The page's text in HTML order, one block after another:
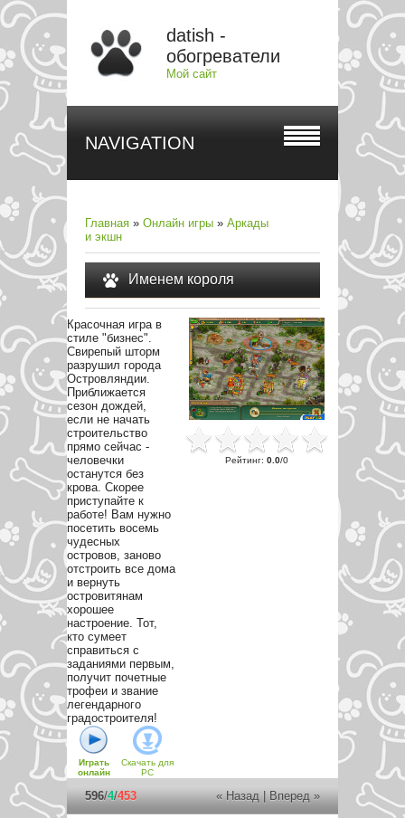
datish -
обогреватели
Мой сайт
NAVIGATION
Главная » Онлайн игры » Аркады
и экшн
Именем короля
Красочная игра в
стиле "бизнес".
Свирепый шторм
разрушил города
Островляндии.
Приближается
сезон дождей,
если не начать
строительство
прямо сейчас -
человечки
останутся без
крова. Скорее
приступайте к
работе! Вам нужно
посетить восемь
чудесных
островов, заново
отстроить все дома
и вернуть
островитянам
хорошее
настроение. Тот,
кто сумеет
справиться с
заданиями первым,
получит почетные
трофеи и звание
легендарного
градостроителя!
Играть
онлайн
Скачать для
PC
Рейтинг: 0.0/0
« Назад|Вперед »
596/4/453